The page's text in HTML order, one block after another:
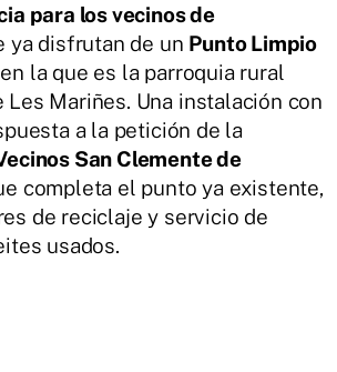
para los vecinos de
ya disfrutan de un Punto Limpio
en la que es la parroquia rural
Les Mariñes. Una instalación con
a la petición de la
San Clemente de
completa el punto ya existente,
de reciclaje y servicio de
usados.